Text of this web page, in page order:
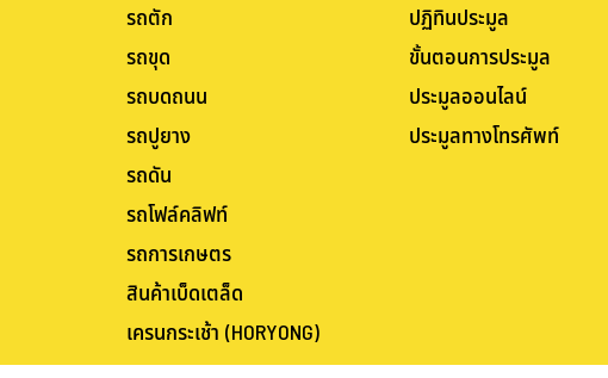
19 Bangkokauctioneers | Credits